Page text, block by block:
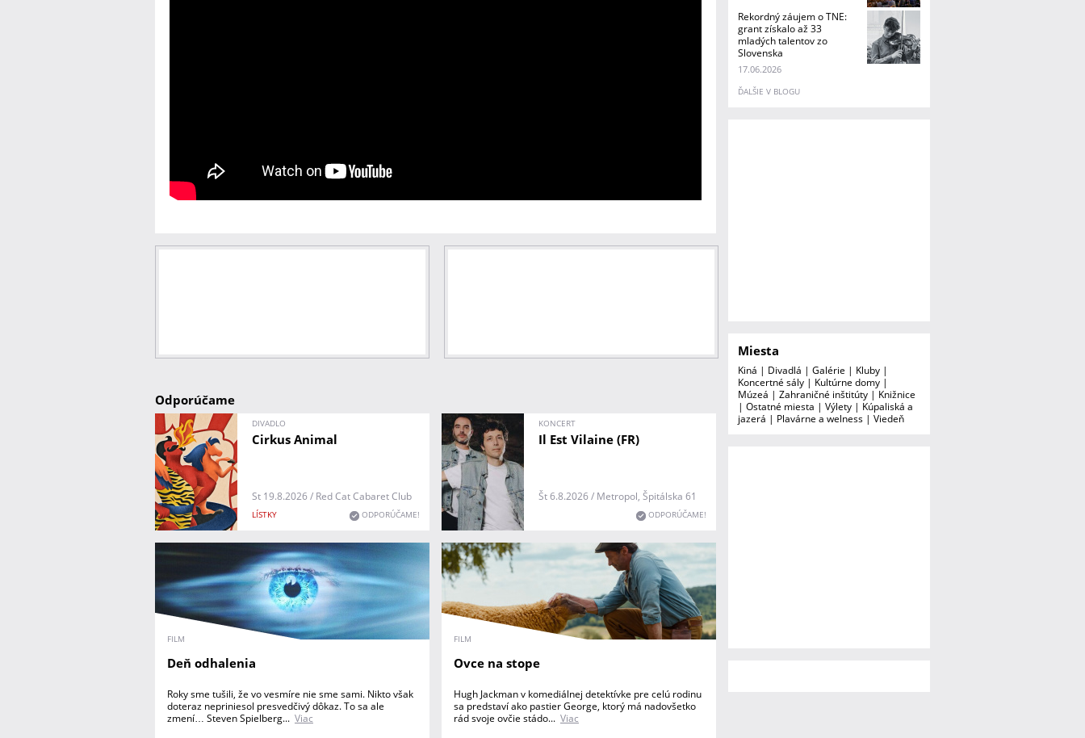
Odporúčame
DIVADLO
Cirkus Animal
LÍSTKY
St 19.8.2026 / Red Cat Cabaret Club
ODPORÚČAME!
KONCERT
Il Est Vilaine (FR)
Št 6.8.2026 / Metropol, Špitálska 61
ODPORÚČAME!
FILM
Deň odhalenia
Roky sme tušili, že vo vesmíre nie sme sami. Nikto však
doteraz nepriniesol presvedčivý dôkaz. To sa ale
zmení… Steven Spielberg... Viac
FILM
Ovce na stope
Hugh Jackman v komediálnej detektívke pre celú rodinu
sa predstaví ako pastier George, ktorý má nadovšetko
rád svoje ovčie stádo... Viac
Rekordný záujem o TNE:
grant získalo až 33
mladých talentov zo
Slovenska
17.06.2026
ĎALŠIE V BLOGU
Miesta
Kiná | Divadlá | Galérie | Kluby |
Koncertné sály | Kultúrne domy |
Múzeá | Zahraničné inštitúty | Knižnice
| Ostatné miesta | Výlety | Kúpaliská a
jazerá | Plavárne a welness | Viedeň